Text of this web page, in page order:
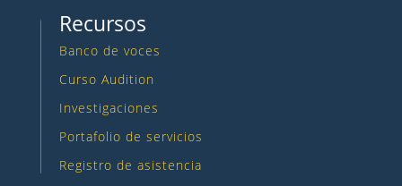
Recursos
Banco de voces
Curso Audition
Investigaciones
Portafolio de servicios
Registro de asistencia